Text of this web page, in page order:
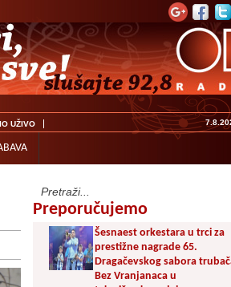
UŽIVO
Preporučujemo
Šesnaest orkestara u trci za
prestižne nagrade 65.
Dragačevskog sabora
Bez Vranjanaca u